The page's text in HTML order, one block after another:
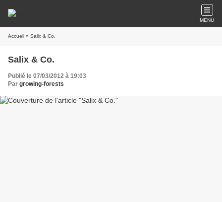
MENU
Accueil » Salix & Co.
Salix & Co.
Publié le 07/03/2012 à 19:03
Par growing-forests